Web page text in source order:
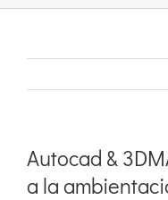
Autocad &
a la